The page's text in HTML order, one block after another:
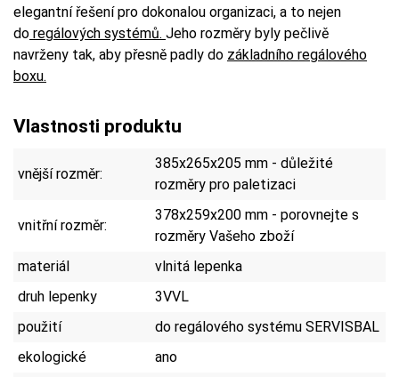
elegantní řešení pro dokonalou organizaci, a to nejen
do regálových systémů. Jeho rozměry byly pečlivě
navrženy tak, aby přesně padly do základního regálového
boxu.
Vlastnosti produktu
vnější rozměr:
385x265x205 mm - důležité
rozměry pro paletizaci
vnitřní rozměr:
378x259x200 mm - porovnejte s
rozměry Vašeho zboží
materiál
vlnitá lepenka
druh lepenky
3VVL
použití
do regálového systému SERVISBAL
ekologické
ano